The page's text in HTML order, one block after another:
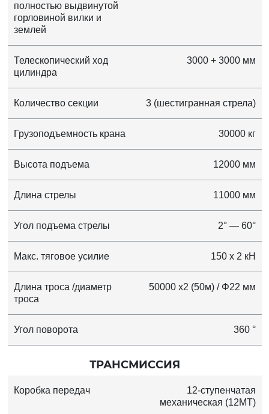
полностью выдвинутой
горловиной вилки и
землей
Телескопический ход
цилиндра
3000 + 3000 мм
Количество секции 3 (шестигранная стрела)
Грузоподъемность крана 30000 кг
Высота подъема 12000 мм
Длина стрелы 11000 мм
Угол подъема стрелы 2° — 60°
Макс. тяговое усилие 150 x 2 кН
Длина троса /диаметр
троса
50000 x2 (50м) / Φ22 мм
Угол поворота 360 °
ТРАНСМИССИЯ
Коробка передач
12-ступенчатая
механическая (12MT)